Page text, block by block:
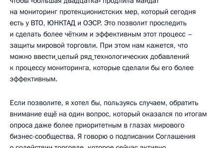
на мониторинг протекционистских мер, который сегодня
есть у ВТО, ЮНКТАД и ОЭСР. Это позволит проследить
и сделать более чётким и эффективным этот процесс –
защиты мировой торговли. При этом нам кажется, что
можно ввести целый ряд технологических добавлений
к процессу мониторинга, которые сделали бы его более
эффективным.
Если позволите, я хотел бы, пользуясь случаем, обратить
внимание ещё на один вопрос, который оказался по итогам
опроса даже более приоритетным в глазах мирового
бизнес-сообщества. Я говорю о подписании Соглашения